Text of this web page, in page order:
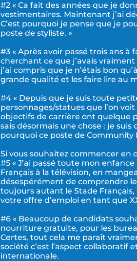
#2 « Ca fait des années que je
vestimentaires. Maintenant j’ai
C’est pourquoi je pense que je
poste de styliste. »
#3 « Après avoir passé trois ans
cherchant ce que j’avais
j’ai compris que je n’étais bon
grande qualité et les faire lire au
#4 « Depuis que je suis toute
personnages/statues que l’on
objectifs de carrière ont quelque
sais désormais une chose : je
pourquoi ce poste de
Si vous souhaitez commencer en
#5 « J’ai passé toute mon
Français à la télévision, en
désespérément de comprendre
toujours autant le Stade
votre offre d’emploi en tant que
#6 « Beaucoup de candidats
nourriture gratuite, pour les
Certes, tout cela me paraît
société c’est l’aspect collaboratif
internationale.